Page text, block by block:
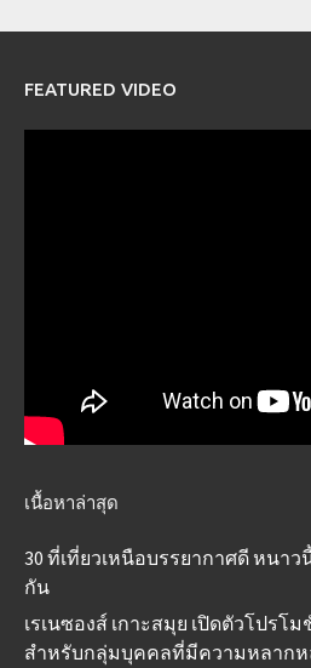
FEATURED VIDEO
เนื้อหาล่าสุด
30 ที่เที่ยวเหนือบรรยากาศดี หนา
กัน
เรเนซองส์ เกาะสมุย เปิดตัวโปรโ
สำหรับกลุ่มบุคคลที่มีความหลากหล